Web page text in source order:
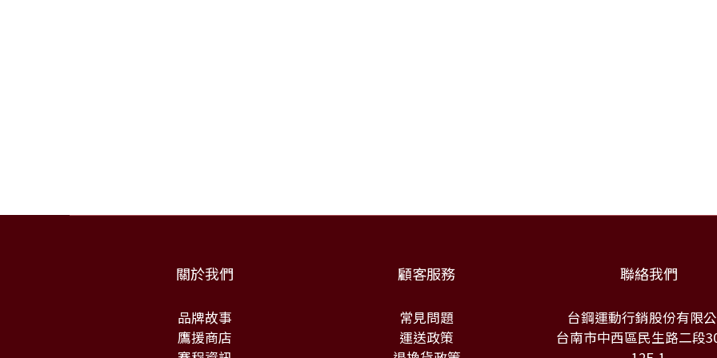
關於我們
品牌故事
鷹援商店
顧客服務
常見問題
運送政策
聯絡我們
台鋼運動行銷股份有限
台南市中西區民生路二段